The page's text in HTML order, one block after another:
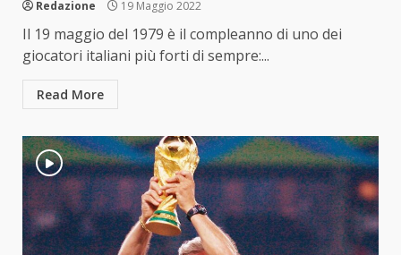
Redazione 19 Maggio 2022
Il 19 maggio del 1979 è il compleanno di uno dei
giocatori italiani più forti di sempre:...
Read More